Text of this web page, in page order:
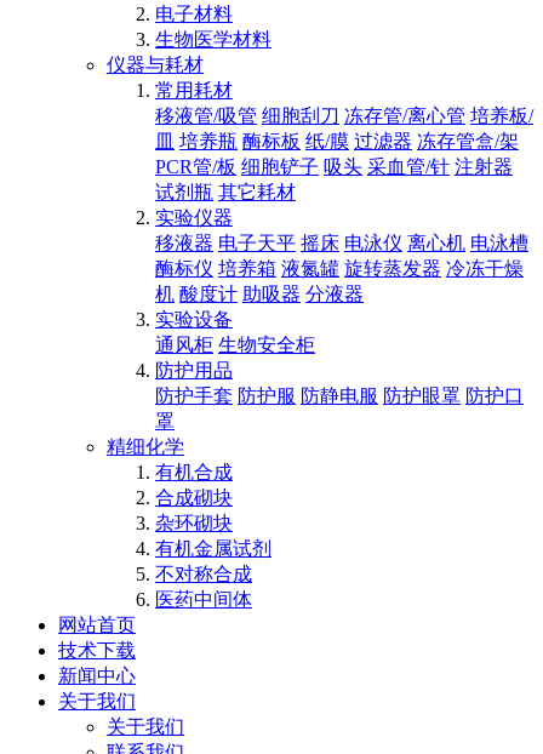
电子材料
生物医学材料
仪器与耗材
常用耗材
移液管/吸管 细胞刮刀 冻存管/离心管 培养板/
皿 培养瓶 酶标板 纸/膜 过滤器 冻存管盒/架
PCR管/板 细胞铲子 吸头 采血管/针 注射器
试剂瓶 其它耗材
实验仪器
移液器 电子天平 摇床 电泳仪 离心机 电泳槽
酶标仪 培养箱 液氮罐 旋转蒸发器 冷冻干燥
机 酸度计 助吸器 分液器
实验设备
通风柜 生物安全柜
防护用品
防护手套 防护服 防静电服 防护眼罩 防护口
罩
精细化学
有机合成
合成砌块
杂环砌块
有机金属试剂
不对称合成
医药中间体
网站首页
技术下载
新闻中心
关于我们
关于我们